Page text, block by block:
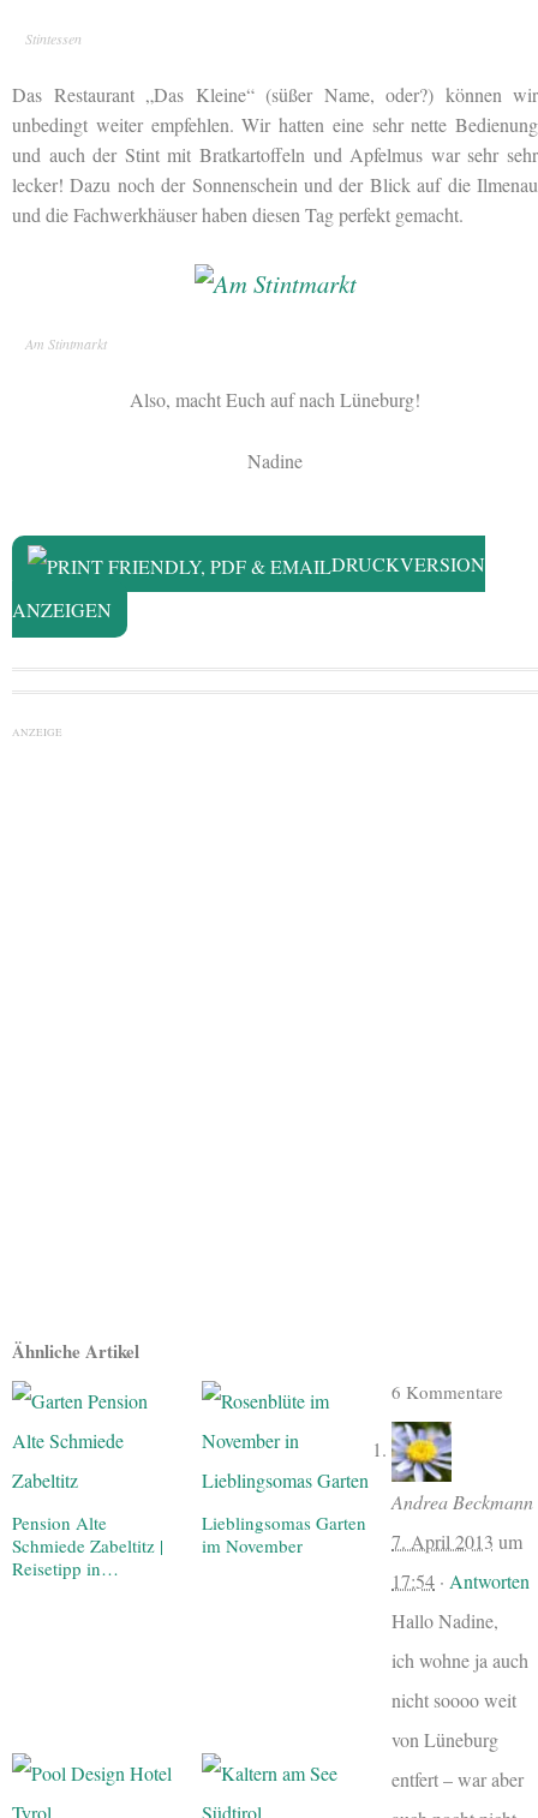
Stintessen
Das Restaurant „Das Kleine“ (süßer Name, oder?) können wir
unbedingt weiter empfehlen. Wir hatten eine sehr nette Bedienung
und auch der Stint mit Bratkartoffeln und Apfelmus war sehr sehr
lecker! Dazu noch der Sonnenschein und der Blick auf die Ilmenau
und die Fachwerkhäuser haben diesen Tag perfekt gemacht.
Am Stintmarkt
Also, macht Euch auf nach Lüneburg!
Nadine
DRUCKVERSION
ANZEIGEN
ANZEIGE
Ähnliche Artikel
Pension Alte
Schmiede Zabeltitz |
Reisetipp in…
Lieblingsomas Garten
im November
6 Kommentare
Andrea Beckmann
7. April 2013 um
17:54 · Antworten
Hallo Nadine,
ich wohne ja auch
nicht soooo weit
von Lüneburg
entfert – war aber